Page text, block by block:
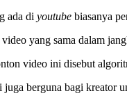
ada di youtube biasanya
yang sama dalam
video ini disebut
juga berguna bagi kreator